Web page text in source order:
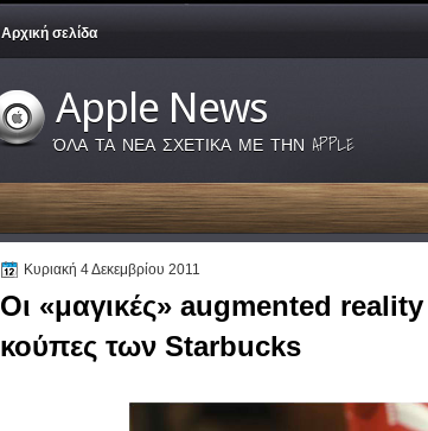
Αρχική σελίδα
Apple News
ΌΛΑ ΤΑ ΝΕΑ ΣΧΕΤΙΚΑ ΜΕ ΤΗΝ APPLE
Κυριακή 4 Δεκεμβρίου 2011
Οι «μαγικές» augmented reality
κούπες των Starbucks